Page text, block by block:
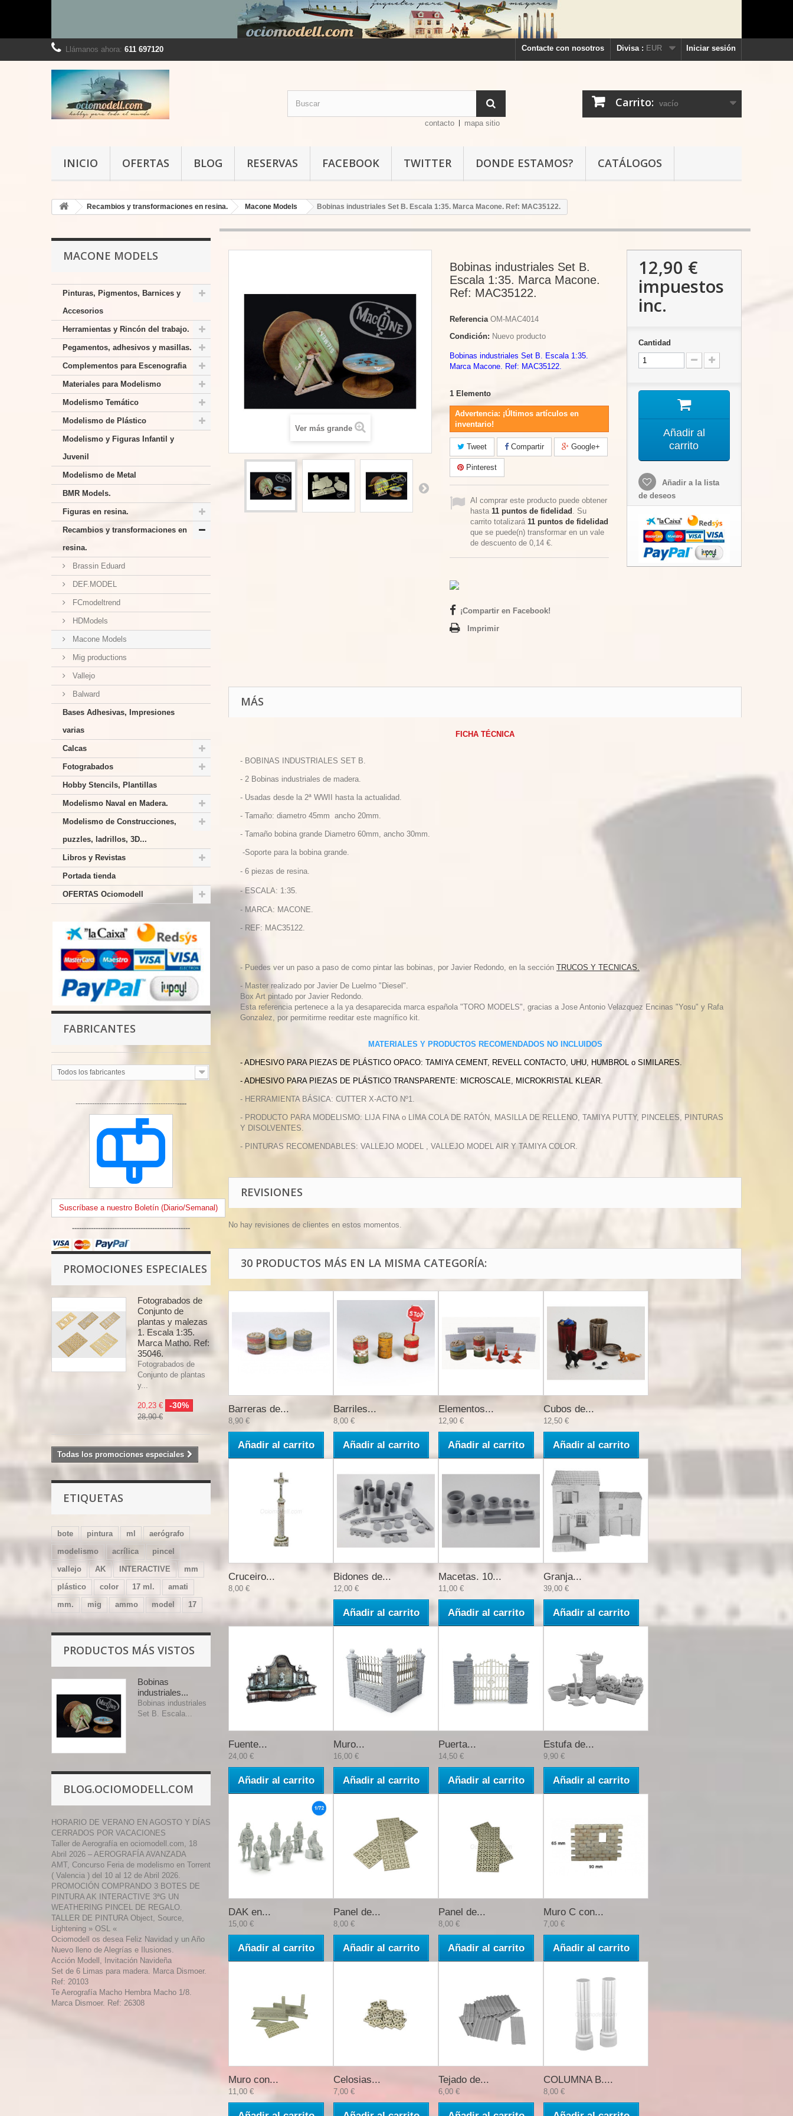
Iniciar sesión
Divisa : EUR
Contacte con nosotros
Llámanos ahora: 611 697120
Carrito: vacío
contacto mapa sitio
INICIO OFERTAS BLOG RESERVAS FACEBOOK TWITTER DONDE ESTAMOS? CATÁLOGOS
Recambios y transformaciones en resina. Macone Models Bobinas industriales Set B. Escala 1:35. Marca Macone. Ref: MAC35122.
MACONE MODELS
Pinturas, Pigmentos, Barnices y
Accesorios
Herramientas y Rincón del trabajo.
Pegamentos, adhesivos y masillas.
Complementos para Escenografia
Materiales para Modelismo
Modelismo Temático
Modelismo de Plástico
Modelismo y Figuras Infantil y
Juvenil
Modelismo de Metal
BMR Models.
Figuras en resina.
Recambios y transformaciones en
resina.
Brassin Eduard
DEF.MODEL
FCmodeltrend
HDModels
Macone Models
Mig productions
Vallejo
Balward
Bases Adhesivas, Impresiones
varias
Calcas
Fotograbados
Hobby Stencils, Plantillas
Modelismo Naval en Madera.
Modelismo de Construcciones,
puzzles, ladrillos, 3D...
Libros y Revistas
Portada tienda
OFERTAS Ociomodell
FABRICANTES
Todos los fabricantes
-----------------------------------------------
Suscríbase a nuestro Boletín (Diario/Semanal)
--------------------------------------------------
PROMOCIONES ESPECIALES
Fotograbados de
Conjunto de
plantas y malezas
1. Escala 1:35.
Marca Matho. Ref:
35046.
Fotograbados de
Conjunto de plantas
y...
20,23 € -30%
28,90 €
Todas los promociones especiales
ETIQUETAS
bote pintura ml
aerógrafo
modelismo
acrílica
pincel
vallejo
AK INTERACTIVE
mm
plástico
color 17 ml.
amati
mm.
mig ammo model 17
PRODUCTOS MÁS VISTOS
Bobinas
industriales...
Bobinas industriales
Set B. Escala...
BLOG.OCIOMODELL.COM
HORARIO DE VERANO EN AGOSTO Y DÍAS
CERRADOS POR VACACIONES
Taller de Aerografía en ociomodell.com, 18
Abril 2026 – AEROGRAFÍA AVANZADA
AMT, Concurso Feria de modelismo en Torrent
( Valencia ) del 10 al 12 de Abril 2026.
PROMOCIÓN COMPRANDO 3 BOTES DE
PINTURA AK INTERACTIVE 3ªG UN
WEATHERING PINCEL DE REGALO.
TALLER DE PINTURA Object, Source,
Lightening » OSL «
Ociomodell os desea Feliz Navidad y un Año
Nuevo lleno de Alegrías e Ilusiones.
Acción Modell, Invitación Navideña
Set de 6 Limas para madera. Marca Dismoer.
Ref: 20103
Te Aerografía Macho Hembra Macho 1/8.
Marca Dismoer. Ref: 26308
Ver más grande
Bobinas industriales Set B.
Escala 1:35. Marca Macone.
Ref: MAC35122.
Referencia OM-MAC4014
Condición: Nuevo producto
Bobinas industriales Set B. Escala 1:35.
Marca Macone. Ref: MAC35122.
1 Elemento
Advertencia: ¡Últimos artículos en
inventario!
Tweet Compartir Google+
Pinterest
Al comprar este producto puede obtener
hasta 11 puntos de fidelidad . Su
carrito totalizará 11 puntos de fidelidad
que se puede(n) transformar en un vale
de descuento de 0,14 €.
¡Compartir en Facebook!
Imprimir
12,90 €
impuestos
inc.
Cantidad
Añadir al
carrito
Añadir a la lista
de deseos
MÁS
FICHA TÉCNICA
- BOBINAS INDUSTRIALES SET B.
- 2 Bobinas industriales de madera.
- Usadas desde la 2ª WWII hasta la actualidad.
- Tamaño: diametro 45mm ancho 20mm.
- Tamaño bobina grande Diametro 60mm, ancho 30mm.
-Soporte para la bobina grande.
- 6 piezas de resina.
- ESCALA: 1:35.
- MARCA: MACONE.
- REF: MAC35122.
- Puedes ver un paso a paso de como pintar las bobinas, por Javier Redondo, en la sección TRUCOS Y TECNICAS.
- Master realizado por Javier De Luelmo "Diesel".
Box Art pintado por Javier Redondo.
Esta referencia pertenece a la ya desaparecida marca española "TORO MODELS", gracias a Jose Antonio Velazquez Encinas "Yosu" y Rafa
Gonzalez, por permitirme reeditar este magnífico kit.
MATERIALES Y PRODUCTOS RECOMENDADOS NO INCLUIDOS
- ADHESIVO PARA PIEZAS DE PLÁSTICO OPACO: TAMIYA CEMENT, REVELL CONTACTO, UHU, HUMBROL o SIMILARES.
- ADHESIVO PARA PIEZAS DE PLÁSTICO TRANSPARENTE: MICROSCALE, MICROKRISTAL KLEAR.
- HERRAMIENTA BÁSICA: CUTTER X-ACTO Nº1.
- PRODUCTO PARA MODELISMO: LIJA FINA o LIMA COLA DE RATÓN, MASILLA DE RELLENO, TAMIYA PUTTY, PINCELES, PINTURAS
Y DISOLVENTES.
- PINTURAS RECOMENDABLES: VALLEJO MODEL , VALLEJO MODEL AIR Y TAMIYA COLOR.
REVISIONES
No hay revisiones de clientes en estos momentos.
30 PRODUCTOS MÁS EN LA MISMA CATEGORÍA:
Barreras de...
8,90 €
Añadir al carrito
Barriles...
8,00 €
Añadir al carrito
Elementos...
12,90 €
Añadir al carrito
Cubos de...
12,50 €
Añadir al carrito
Cruceiro...
8,00 €
Bidones de...
12,00 €
Añadir al carrito
Macetas. 10...
11,00 €
Añadir al carrito
Granja...
39,00 €
Añadir al carrito
Fuente...
24,00 €
Añadir al carrito
Muro...
16,00 €
Añadir al carrito
Puerta...
14,50 €
Añadir al carrito
Estufa de...
9,90 €
Añadir al carrito
DAK en...
15,00 €
Añadir al carrito
Panel de...
8,00 €
Añadir al carrito
Panel de...
8,00 €
Añadir al carrito
Muro C con...
7,00 €
Añadir al carrito
Muro con...
11,00 €
Celosias...
7,00 €
Tejado de...
6,00 €
COLUMNA B....
8,00 €